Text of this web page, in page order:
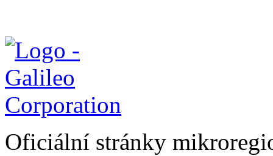
Oficiální stránky